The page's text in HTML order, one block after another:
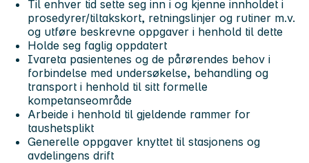
Til enhver tid sette seg inn i og kjenne innholdet i
prosedyrer/tiltakskort, retningslinjer og rutiner m.v.
og utføre beskrevne oppgaver i henhold til dette
Holde seg faglig oppdatert
Ivareta pasientenes og de pårørendes behov i
forbindelse med undersøkelse, behandling og
transport i henhold til sitt formelle
kompetanseområde
Arbeide i henhold til gjeldende rammer for
taushetsplikt
Generelle oppgaver knyttet til stasjonens og
avdelingens drift